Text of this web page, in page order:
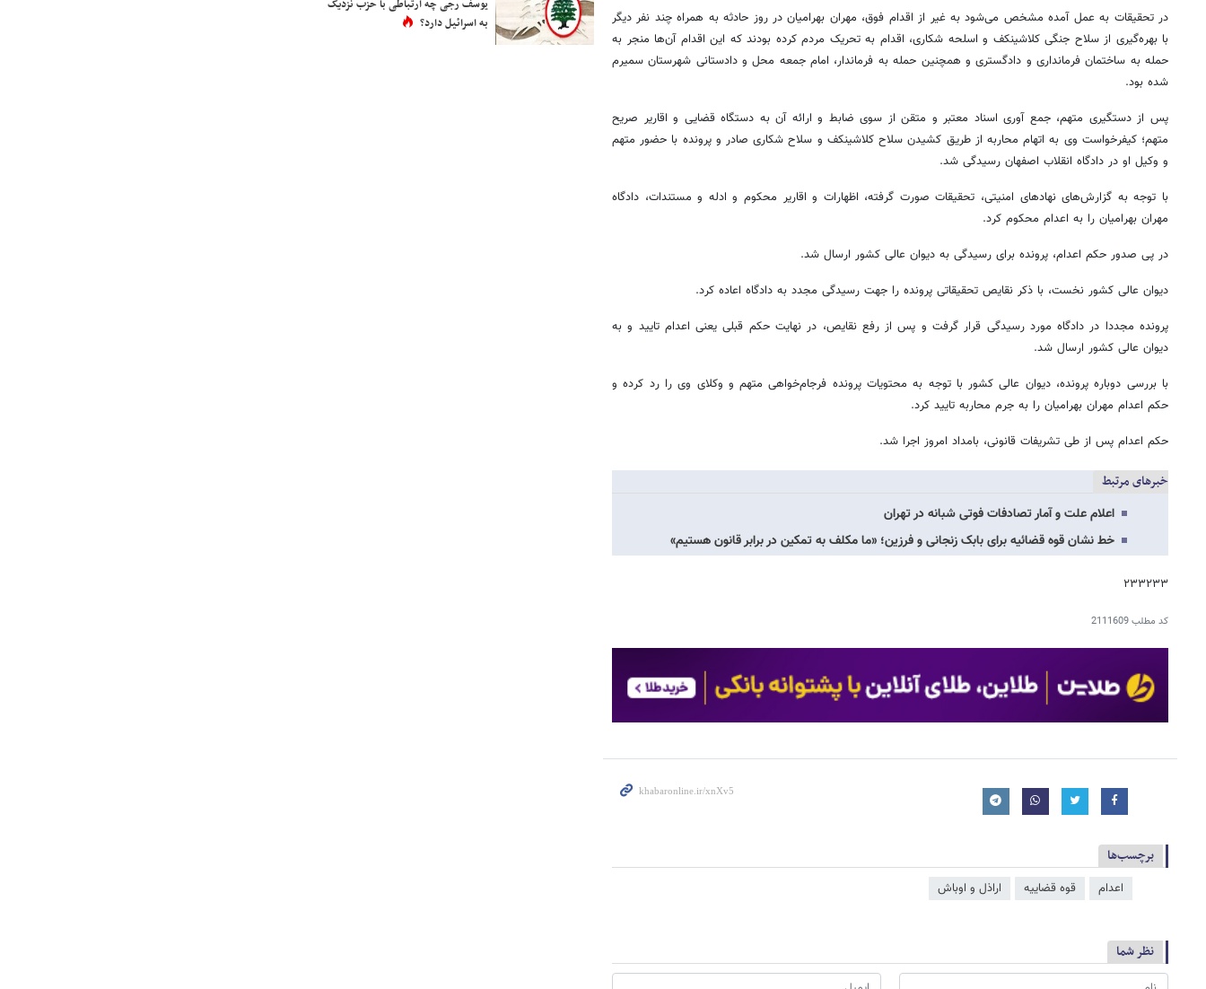
در تحقیقات به عمل آمده مشخص می‌شود به غیر از اقدام فوق، مهران بهرامیان در روز حادثه به همراه چند نفر دیگر
با بهره‌گیری از سلاح جنگی کلاشینکف و اسلحه شکاری، اقدام به تحریک مردم کرده بودند که این اقدام آن‌ها منجر به
حمله به ساختمان فرمانداری و دادگستری و همچنین حمله به فرماندار، امام جمعه محل و دادستانی شهرستان سمیرم
شده بود.
پس از دستگیری متهم، جمع آوری اسناد معتبر و متقن از سوی ضابط و ارائه آن به دستگاه قضایی و اقاریر صریح
متهم؛ کیفرخواست وی به اتهام محاربه از طریق کشیدن سلاح کلاشینکف و سلاح شکاری صادر و پرونده با حضور متهم
و وکیل او در دادگاه انقلاب اصفهان رسیدگی شد.
با توجه به گزارش‌های نهادهای امنیتی، تحقیقات صورت گرفته، اظهارات و اقاریر محکوم و ادله و مستندات، دادگاه
مهران بهرامیان را به اعدام محکوم کرد.
در پی صدور حکم اعدام، پرونده برای رسیدگی به دیوان عالی کشور ارسال شد.
دیوان عالی کشور نخست، با ذکر نقایص تحقیقاتی پرونده را جهت رسیدگی مجدد به دادگاه اعاده کرد.
پرونده مجددا در دادگاه مورد رسیدگی قرار گرفت و پس از رفع نقایص، در نهایت حکم قبلی یعنی اعدام تایید و به
دیوان عالی کشور ارسال شد.
با بررسی دوباره پرونده، دیوان عالی کشور با توجه به محتویات پرونده فرجام‌خواهی متهم و وکلای وی را رد کرده و
حکم اعدام مهران بهرامیان را به جرم محاربه تایید کرد.
حکم اعدام پس از طی تشریفات قانونی، بامداد امروز اجرا شد.
خبرهای مرتبط
اعلام علت و آمار تصادفات فوتی شبانه در تهران
خط نشان قوه قضائیه برای بابک زنجانی و فرزین؛ «ما مکلف به تمکین در برابر قانون هستیم»
۲۳۳۲۳۳
کد مطلب2111609
برچسب‌ها
اعدام قوه قضاییه اراذل و اوباش
نظر شما
یوسف رجی چه ارتباطی با حزب نزدیک
به اسرائیل دارد؟